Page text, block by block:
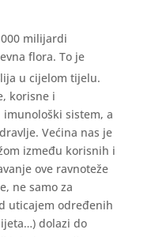
milijardi
flora. To je
u cijelom tijelu.
korisne i
sistem, a
Većina nas je
između korisnih i
ove ravnoteže
ne samo za
uticajem određenih
dolazi do